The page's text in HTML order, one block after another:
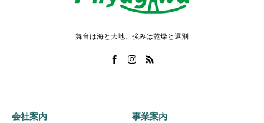
舞台は海と大地、強みは乾燥と選別
会社案内 事業案内